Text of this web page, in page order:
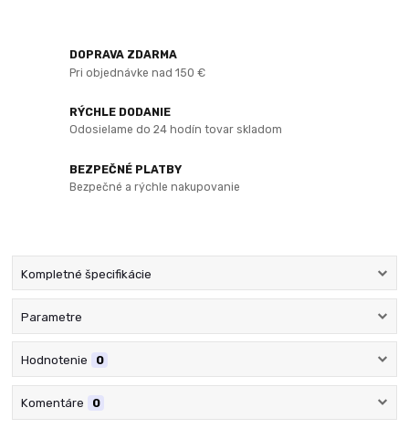
DOPRAVA ZDARMA
Pri objednávke nad 150 €
RÝCHLE DODANIE
Odosielame do 24 hodín tovar skladom
BEZPEČNÉ PLATBY
Bezpečné a rýchle nakupovanie
Kompletné špecifikácie
Parametre
Hodnotenie 0
Komentáre 0